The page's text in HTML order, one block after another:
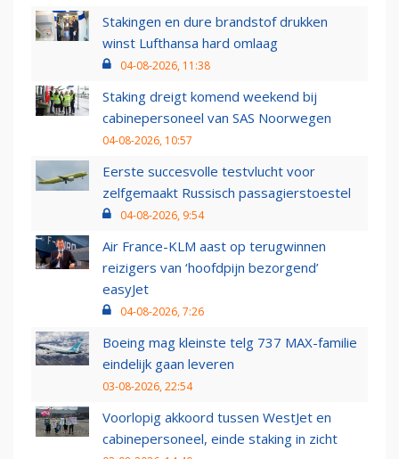
Stakingen en dure brandstof drukken
winst Lufthansa hard omlaag
04-08-2026, 11:38
Staking dreigt komend weekend bij
cabinepersoneel van SAS Noorwegen
04-08-2026, 10:57
Eerste succesvolle testvlucht voor
zelfgemaakt Russisch passagierstoestel
04-08-2026, 9:54
Air France-KLM aast op terugwinnen
reizigers van ‘hoofdpijn bezorgend’
easyJet
04-08-2026, 7:26
Boeing mag kleinste telg 737 MAX-familie
eindelijk gaan leveren
03-08-2026, 22:54
Voorlopig akkoord tussen WestJet en
cabinepersoneel, einde staking in zicht